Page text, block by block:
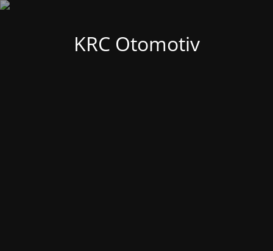
KRC Otomotiv